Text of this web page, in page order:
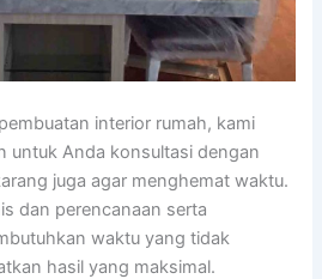
interior rumah, kami
untuk Anda konsultasi dengan
juga agar menghemat waktu.
dan perencanaan serta
waktu yang tidak
hasil yang maksimal.